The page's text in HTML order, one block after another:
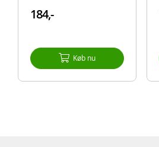
184,-
Køb nu